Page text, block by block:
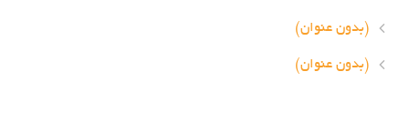
(بدون عنوان)
(بدون عنوان)